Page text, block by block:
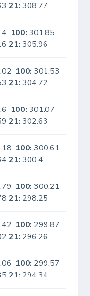
21: 308.77
100: 301.85
21: 305.96
100: 301.53
21: 304.72
100: 301.07
21: 302.63
100: 300.61
21: 300.4
100: 300.21
21: 298.25
100: 299.87
21: 296.26
100: 299.57
21: 294.34